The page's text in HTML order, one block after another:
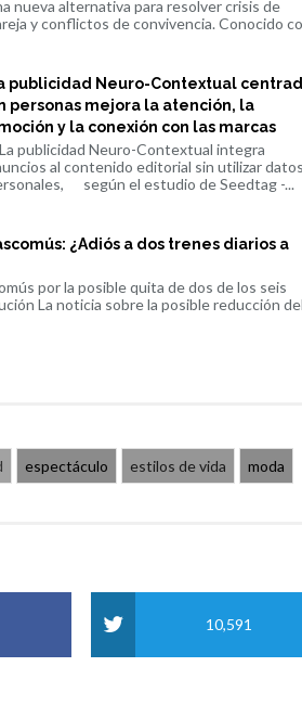
nueva alternativa para resolver crisis de
y conflictos de convivencia. Conocido
publicidad Neuro-Contextual
personas mejora la atención, la
y la conexión con las marcas
publicidad Neuro-Contextual integra
al contenido editorial sin utilizar
según el estudio de Seedtag -...
¿Adiós a dos trenes diarios a
por la posible quita de dos de los seis
La noticia sobre la posible reducción
espectáculo estilos de vida moda
10,591